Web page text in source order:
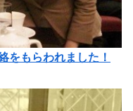
をもらわれました！